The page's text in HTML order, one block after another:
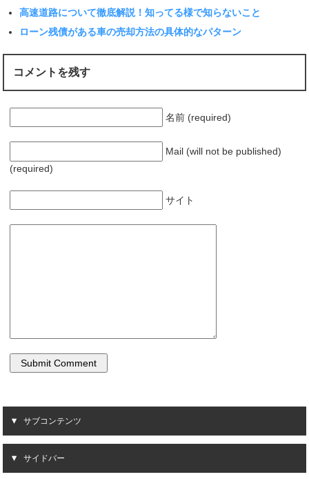
高速道路について徹底解説！知ってる様で知らないこと
ローン残債がある車の売却方法の具体的なパターン
コメントを残す
名前 (required)
Mail (will not be published)
(required)
サイト
サブコンテンツ
サイドバー